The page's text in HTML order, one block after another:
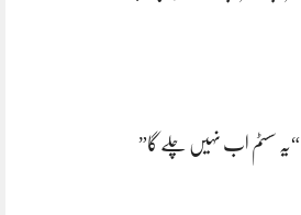
“یہ سسٹم اب نہیں چلے گا”